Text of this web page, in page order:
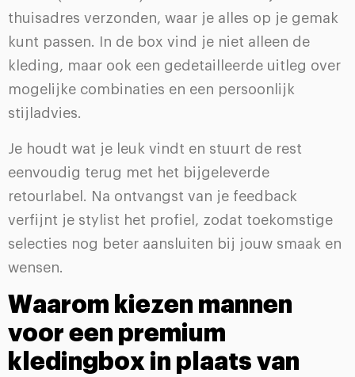
thuisadres verzonden, waar je alles op je gemak
kunt passen. In de box vind je niet alleen de
kleding, maar ook een gedetailleerde uitleg over
mogelijke combinaties en een persoonlijk
stijladvies.
Je houdt wat je leuk vindt en stuurt de rest
eenvoudig terug met het bijgeleverde
retourlabel. Na ontvangst van je feedback
verfijnt je stylist het profiel, zodat toekomstige
selecties nog beter aansluiten bij jouw smaak en
wensen.
Waarom kiezen mannen
voor een premium
kledingbox in plaats van